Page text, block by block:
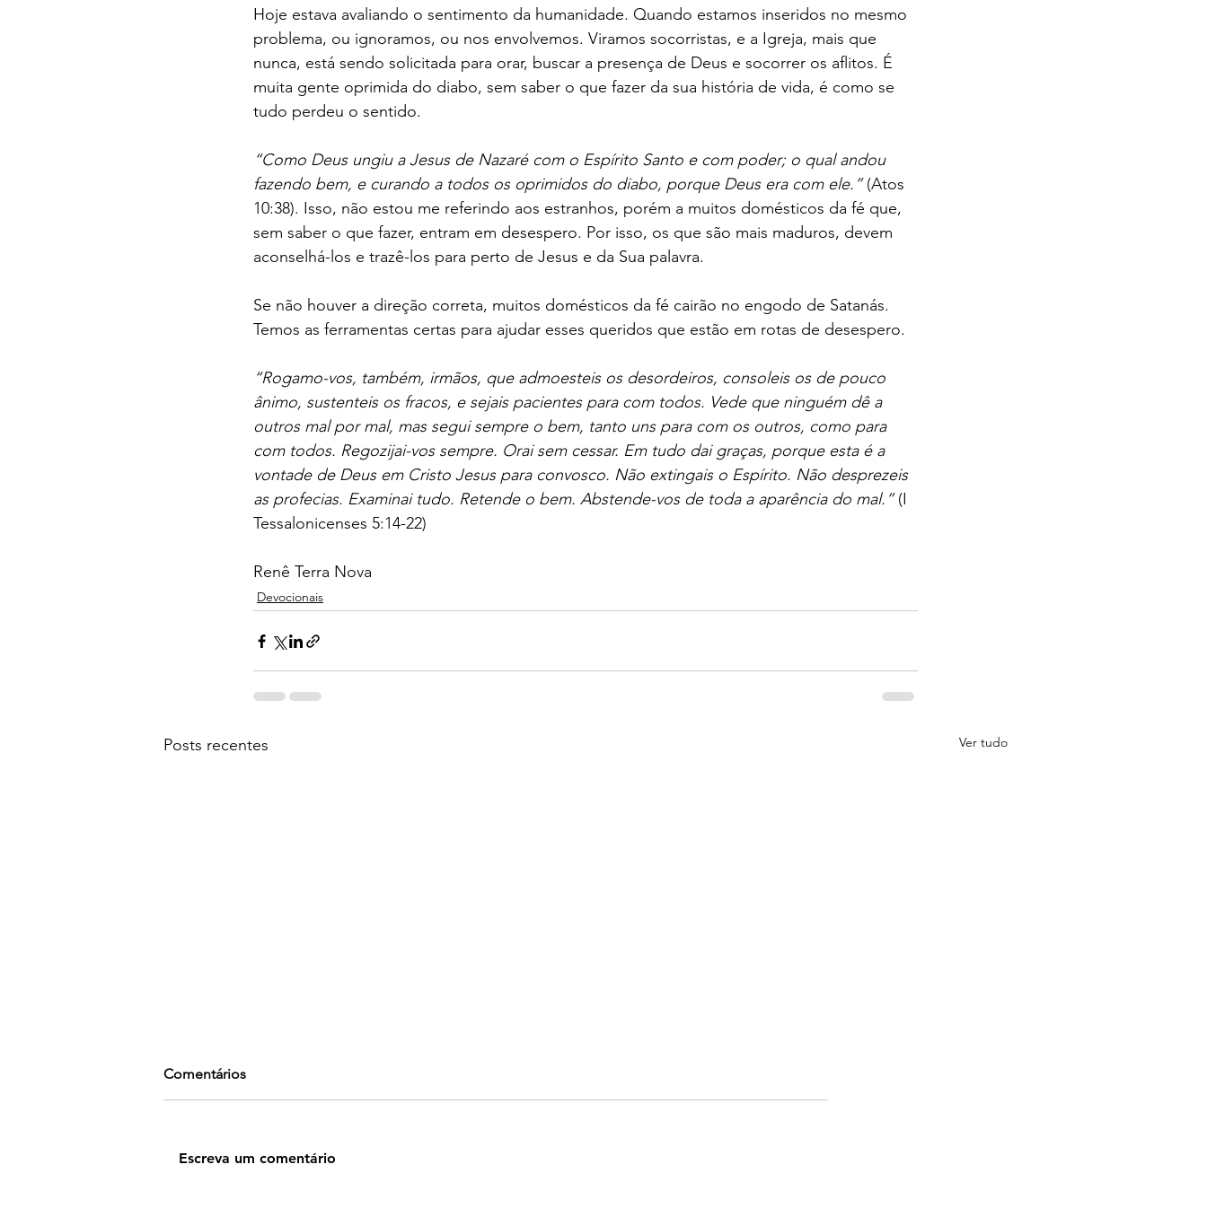
Hoje estava avaliando o sentimento da humanidade. Quando estamos inseridos no mesmo
problema, ou ignoramos, ou nos envolvemos. Viramos socorristas, e a Igreja, mais que
nunca, está sendo solicitada para orar, buscar a presença de Deus e socorrer os aflitos. É
muita gente oprimida do diabo, sem saber o que fazer da sua história de vida, é como se
tudo perdeu o sentido.
“Como Deus ungiu a Jesus de Nazaré com o Espírito Santo e com poder; o qual andou
fazendo bem, e curando a todos os oprimidos do diabo, porque Deus era com ele.” (Atos
10:38). Isso, não estou me referindo aos estranhos, porém a muitos domésticos da fé que,
sem saber o que fazer, entram em desespero. Por isso, os que são mais maduros, devem
aconselhá-los e trazê-los para perto de Jesus e da Sua palavra.
Se não houver a direção correta, muitos domésticos da fé cairão no engodo de Satanás.
Temos as ferramentas certas para ajudar esses queridos que estão em rotas de desespero.
“Rogamo-vos, também, irmãos, que admoesteis os desordeiros, consoleis os de pouco
ânimo, sustenteis os fracos, e sejais pacientes para com todos. Vede que ninguém dê a
outros mal por mal, mas segui sempre o bem, tanto uns para com os outros, como para
com todos. Regozijai-vos sempre. Orai sem cessar. Em tudo dai graças, porque esta é a
vontade de Deus em Cristo Jesus para convosco. Não extingais o Espírito. Não desprezeis
as profecias. Examinai tudo. Retende o bem. Abstende-vos de toda a aparência do mal.” (I
Tessalonicenses 5:14-22)
Renê Terra Nova
Devocionais
Posts recentes Ver tudo
Comentários
Escreva um comentário